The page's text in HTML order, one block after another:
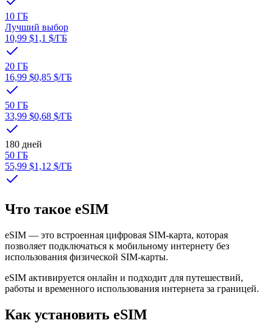
10 ГБ
Лучший выбор
10,99 $1,1 $/ГБ
20 ГБ
16,99 $0,85 $/ГБ
50 ГБ
33,99 $0,68 $/ГБ
180 дней
50 ГБ
55,99 $1,12 $/ГБ
Что такое eSIM
eSIM — это встроенная цифровая SIM-карта, которая
позволяет подключаться к мобильному интернету без
использования физической SIM-карты.
eSIM активируется онлайн и подходит для путешествий,
работы и временного использования интернета за границей.
Как установить eSIM